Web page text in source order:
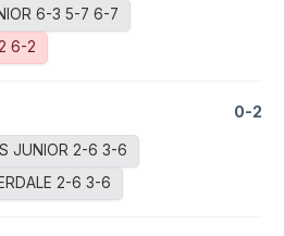
6-3 5-7 6-7
6-2
0-2
JUNIOR 2-6 3-6
2-6 3-6